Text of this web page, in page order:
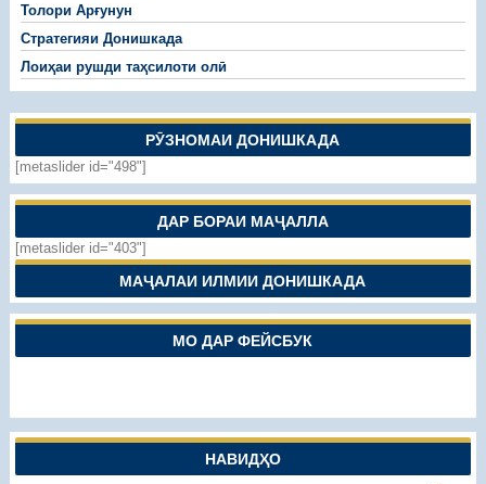
Толори Арғунун
Стратегияи Донишкада
Лоиҳаи рушди таҳсилоти олӣ
РӮЗНОМАИ ДОНИШКАДА
[metaslider id="498"]
ДАР БОРАИ МАҶАЛЛА
[metaslider id="403"]
МАҶАЛАИ ИЛМИИ ДОНИШКАДА
МО ДАР ФЕЙСБУК
НАВИДҲО